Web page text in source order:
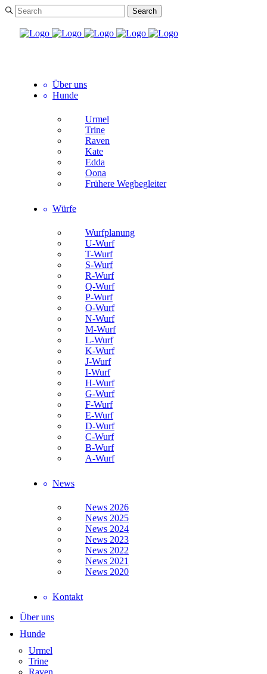
Über uns
Hunde
Urmel
Trine
Raven
Kate
Edda
Oona
Frühere Wegbegleiter
Würfe
Wurfplanung
U-Wurf
T-Wurf
S-Wurf
R-Wurf
Q-Wurf
P-Wurf
O-Wurf
N-Wurf
M-Wurf
L-Wurf
K-Wurf
J-Wurf
I-Wurf
H-Wurf
G-Wurf
F-Wurf
E-Wurf
D-Wurf
C-Wurf
B-Wurf
A-Wurf
News
News 2026
News 2025
News 2024
News 2023
News 2022
News 2021
News 2020
Kontakt
Über uns
Hunde
Urmel
Trine
Raven